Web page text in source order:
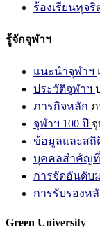
ร้องเรียนทุจ
รู้จักจุฬาฯ
แนะนำจุฬาฯ
ประวัติจุฬาฯ
ภารกิจหลัก ภ
จุฬาฯ 100 ปี
ข้อมูลและสถิ
บุคคลสำคัญที่
การจัดอันดับ
การรับรองห
Green University